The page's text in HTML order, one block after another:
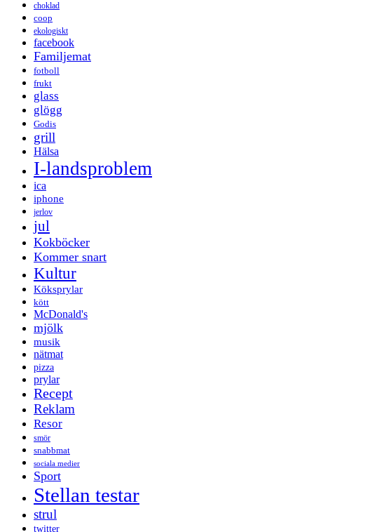
choklad
coop
ekologiskt
facebook
Familjemat
fotboll
frukt
glass
glögg
Godis
grill
Hälsa
I-landsproblem
ica
iphone
jerlov
jul
Kokböcker
Kommer snart
Kultur
Köksprylar
kött
McDonald's
mjölk
musik
nätmat
pizza
prylar
Recept
Reklam
Resor
smör
snabbmat
sociala medier
Sport
Stellan testar
strul
twitter